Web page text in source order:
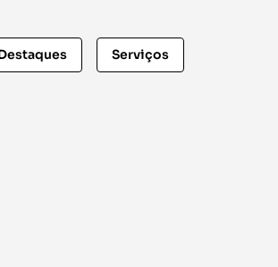
Serviços